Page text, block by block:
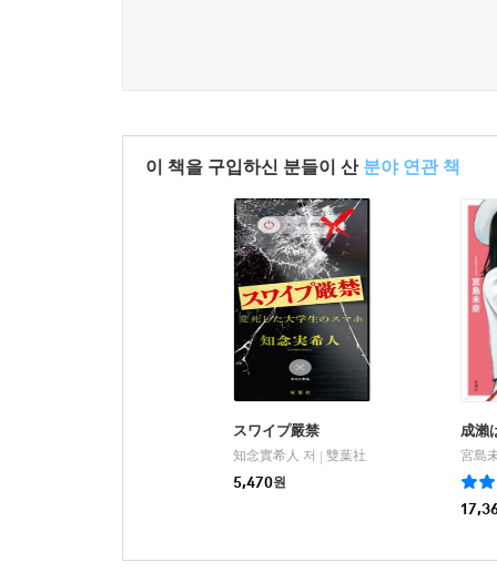
이 책을 구입하신 분들이 산 분야 연관 책
スワイプ嚴禁
知念實希人 저
雙葉社
5,470원
成瀨
宮島